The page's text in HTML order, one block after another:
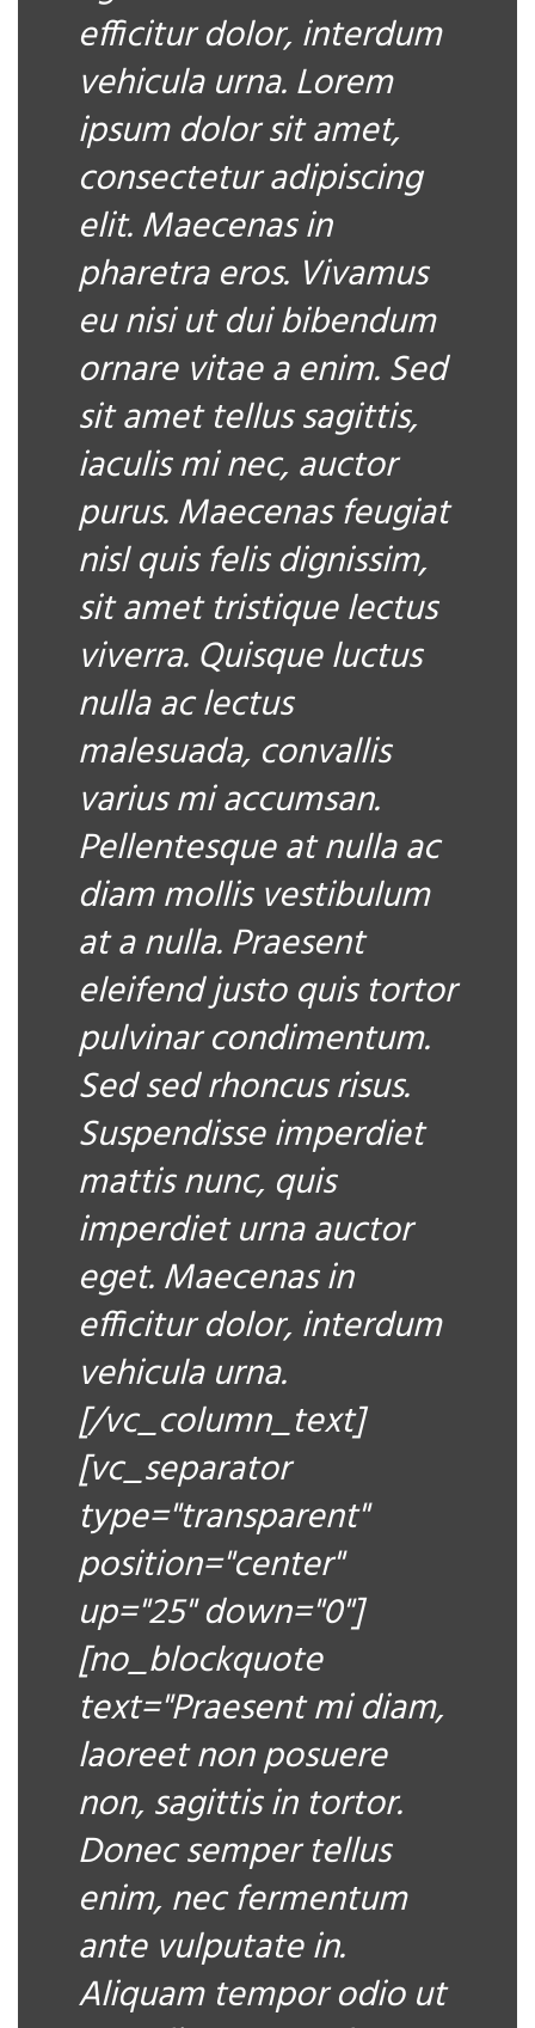
efficitur dolor, interdum
vehicula urna. Lorem
ipsum dolor sit amet,
consectetur adipiscing
elit. Maecenas in
pharetra eros. Vivamus
eu nisi ut dui bibendum
ornare vitae a enim. Sed
sit amet tellus sagittis,
iaculis mi nec, auctor
purus. Maecenas feugiat
nisl quis felis dignissim,
sit amet tristique lectus
viverra. Quisque luctus
nulla ac lectus
malesuada, convallis
varius mi accumsan.
Pellentesque at nulla ac
diam mollis vestibulum
at a nulla. Praesent
eleifend justo quis tortor
pulvinar condimentum.
Sed sed rhoncus risus.
Suspendisse imperdiet
mattis nunc, quis
imperdiet urna auctor
eget. Maecenas in
efficitur dolor, interdum
vehicula urna.
[/vc_column_text]
[vc_separator
type="transparent"
position="center"
up="25" down="0"]
[no_blockquote
text="Praesent mi diam,
laoreet non posuere
non, sagittis in tortor.
Donec semper tellus
enim, nec fermentum
ante vulputate in.
Aliquam tempor odio ut